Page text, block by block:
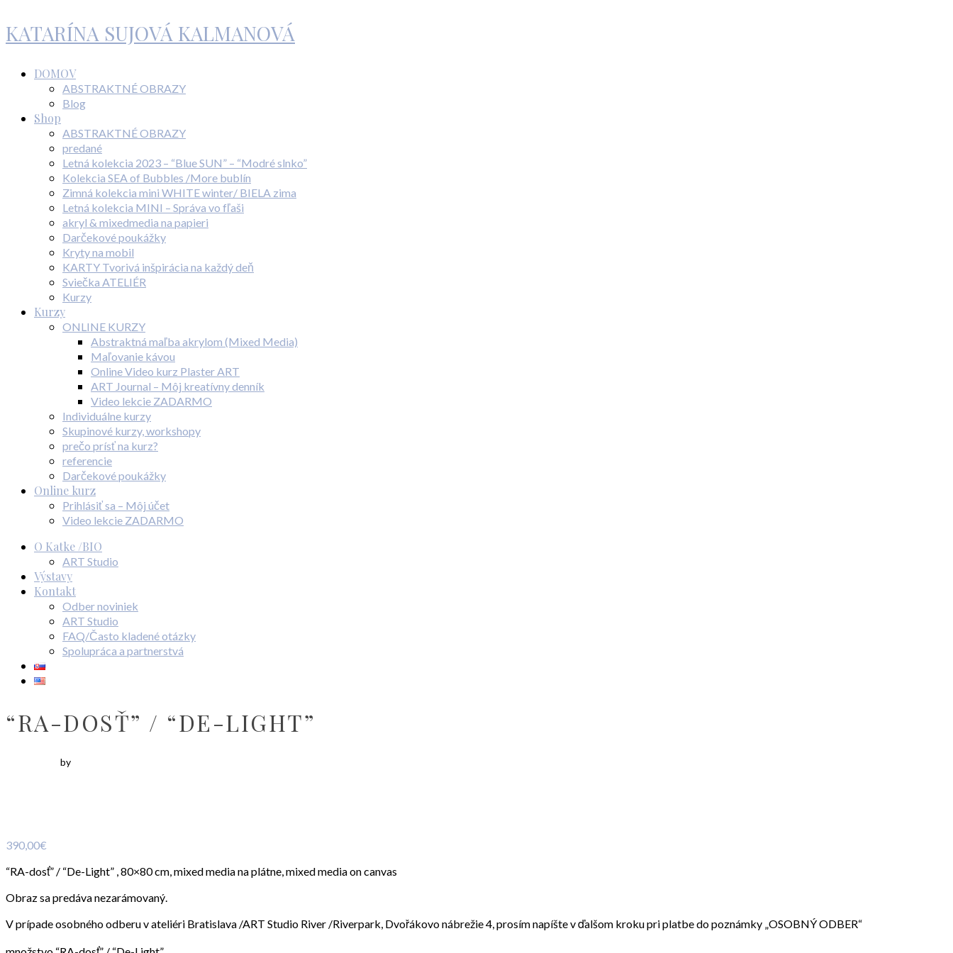
KATARÍNA SUJOVÁ KALMANOVÁ
DOMOV
ABSTRAKTNÉ OBRAZY
Blog
Shop
ABSTRAKTNÉ OBRAZY
predané
Letná kolekcia 2023 – “Blue SUN” – “Modré slnko”
Kolekcia SEA of Bubbles /More bublín
Zimná kolekcia mini WHITE winter/ BIELA zima
Letná kolekcia MINI – Správa vo fľaši
akryl & mixedmedia na papieri
Darčekové poukážky
Kryty na mobil
KARTY Tvorivá inšpirácia na každý deň
Sviečka ATELIÉR
Kurzy
Kurzy
ONLINE KURZY
Abstraktná maľba akrylom (Mixed Media)
Maľovanie kávou
Online Video kurz Plaster ART
ART Journal – Môj kreatívny denník
Video lekcie ZADARMO
Individuálne kurzy
Skupinové kurzy, workshopy
prečo prísť na kurz?
referencie
Darčekové poukážky
Online kurz
Prihlásiť sa – Môj účet
Video lekcie ZADARMO
O Katke /BIO
ART Studio
Výstavy
Kontakt
Odber noviniek
ART Studio
FAQ/Často kladené otázky
Spolupráca a partnerstvá
“RA-DOSŤ” / “DE-LIGHT”
by
390,00€
“RA-dosť” / “De-Light” , 80×80 cm, mixed media na plátne, mixed media on canvas
Obraz sa predáva nezarámovaný.
V prípade osobného odberu v ateliéri Bratislava /ART Studio River /Riverpark, Dvořákovo nábrežie 4, prosím napíšte v ďalšom kroku pri platbe do poznámky „OSOBNÝ ODBER“